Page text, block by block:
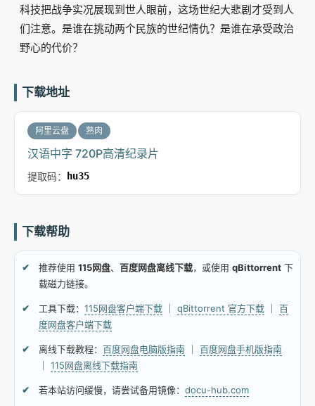
科技把战争实况展现到世人眼前，这场世纪大悲剧才受到人
们注意。是谁在挑动两个民族的世纪情仇？是谁在承受政治
野心的代价？
下载地址
阿里云盘 熟肉
汉语中字 720P高清纪录片
提取码： hu35
下载帮助
推荐使用 115网盘、 百度网盘离线下载，或使用 qBittorrent 下
载磁力链接。
工具下载： 115网盘客户端下载 qBittorrent 官方下载
百
度网盘客户端下载
离线下载教程： 百度网盘电脑版指南
百度网盘手机版指南
115网盘离线下载指南
若本站访问缓慢，请尝试备用镜像： docu-hub.com